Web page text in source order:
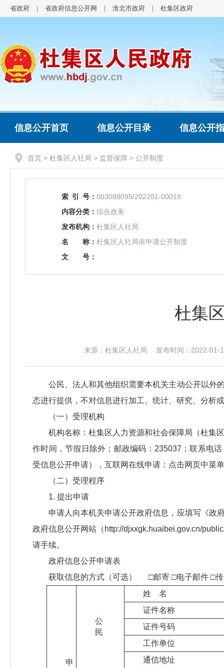
省政府 省政府信息公开网 淮北市政府 杜集区政府
信息公开首页 信息公开目录 信息公开
首页 > 杜集区人社局 > 监督保障 > 公开制度
索 引 号： 003088095/202201-00019
内容分类： 综合政务
发布机构： 杜集区人社局
名
称： 杜集区人社局依申请公开制度
文
号：
杜集
来源：杜集区人社局 发布时间：2022-
公民、法人和其他组织需要本机关主动公开以外
态进行提供，不对信息进行加工、统计、研究、分析
（一）受理机构
机构名称：杜集区人力资源和社会保障局（杜集
作时间，节假日除外；邮政编码：235037；联系电
受信息公开申请），互联网在线申请：点击网页中菜
（二）受理程序
1. 提出申请
申请人向本机关申请公开政府信息，应填写《政
政府信息公开网站（http://djxxgk.huaibei.gov.cn/
请手续。
政府信息公开申请表
获取信息的方式（可选） □邮寄 □电子邮件 □传
申
公
民
姓 名
证件名称
证件号码
工作单位
通信地址